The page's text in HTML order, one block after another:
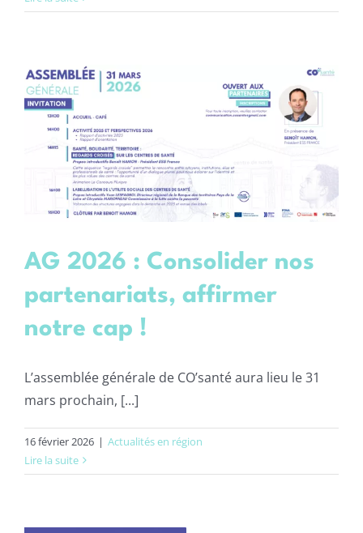
AG 2026 : Consolider nos
partenariats, affirmer
notre cap !
L’assemblée générale de CO’santé aura lieu le 31
mars prochain, [...]
16 février 2026 | Actualités en région
Lire la suite